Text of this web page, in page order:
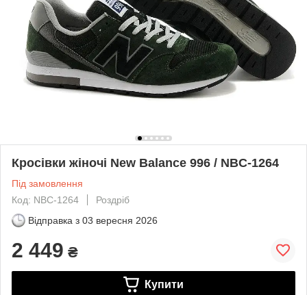
Кросівки жіночі New Balance 996 / NBC-1264
Під замовлення
Код: NBC-1264
Роздріб
Відправка з 03 вересня 2026
2 449 ₴
Купити